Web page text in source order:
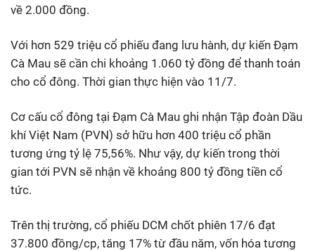
về 2.000 đồng.
Với hơn 529 triệu cổ phiếu đang lưu hành, dự kiến Đạm
Cà Mau sẽ cần chi khoảng 1.060 tỷ đồng để thanh toán
cho cổ đông. Thời gian thực hiện vào 11/7.
Cơ cấu cổ đông tại Đạm Cà Mau ghi nhận Tập đoàn Dầu
khí Việt Nam (PVN) sở hữu hơn 400 triệu cổ phần
tương ứng tỷ lệ 75,56%. Như vậy, dự kiến trong thời
gian tới PVN sẽ nhận về khoảng 800 tỷ đồng tiền cổ
tức.
Trên thị trường, cổ phiếu DCM chốt phiên 17/6 đạt
37.800 đồng/cp, tăng 17% từ đầu năm, vốn hóa tương